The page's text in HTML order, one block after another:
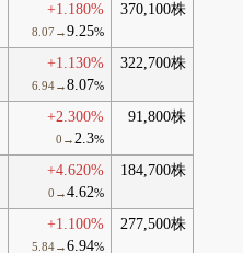
+1.180%
8.07→9.25%
370,100株
+1.130%
6.94→8.07%
322,700株
+2.300%
0→2.3%
91,800株
+4.620%
0→4.62%
184,700株
+1.100%
5.84→6.94%
277,500株